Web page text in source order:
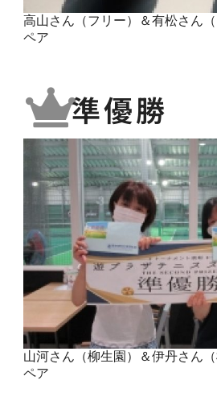
高山さん（フリー）＆有松さん（
ペア
準優勝
山河さん（柳生園）＆伊丹さん（
ペア